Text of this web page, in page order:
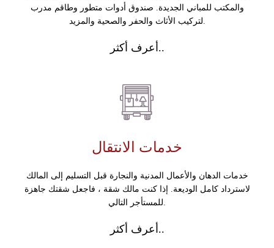
والمكتب للمباني الجديدة. صندوق أدوات متطور وطاقم مدرب
لتركيب الأثاث والحفر والصحية والمزيد.
أعرف أكثر..
خدمات الانتقال
خدمات الدهان والأعمال المدنية والنجارة قبل التسليم إلى المالك
لاسترداد كامل الوديعة. إذا كنت مالك شقة ، فاجعل شقتك جاهزة
للمستأجر التالي.
أعرف أكثر..